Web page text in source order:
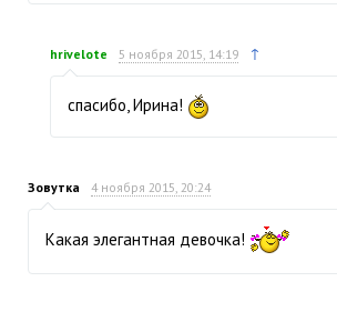
hrivelote 5 ноября 2015, 14:19 ↑
спасибо, Ирина!
Зовутка 4 ноября 2015, 20:24
Какая элегантная девочка!